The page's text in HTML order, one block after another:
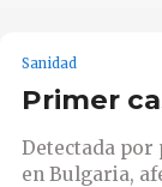
Sanidad
Primer
Detectada por
en Bulgaria,